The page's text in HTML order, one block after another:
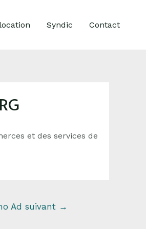
Syndic Contact
et des services de
Ad suivant →